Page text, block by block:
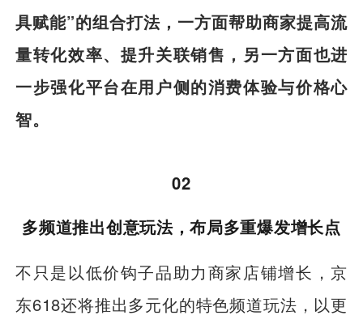
具赋能”的组合打法，一方面帮助商家提高流
量转化效率、提升关联销售，另一方面也进
一步强化平台在用户侧的消费体验与价格心
智。
02
多频道推出创意玩法，布局多重爆发增长点
不只是以低价钩子品助力商家店铺增长，京
东618还将推出多元化的特色频道玩法，以更